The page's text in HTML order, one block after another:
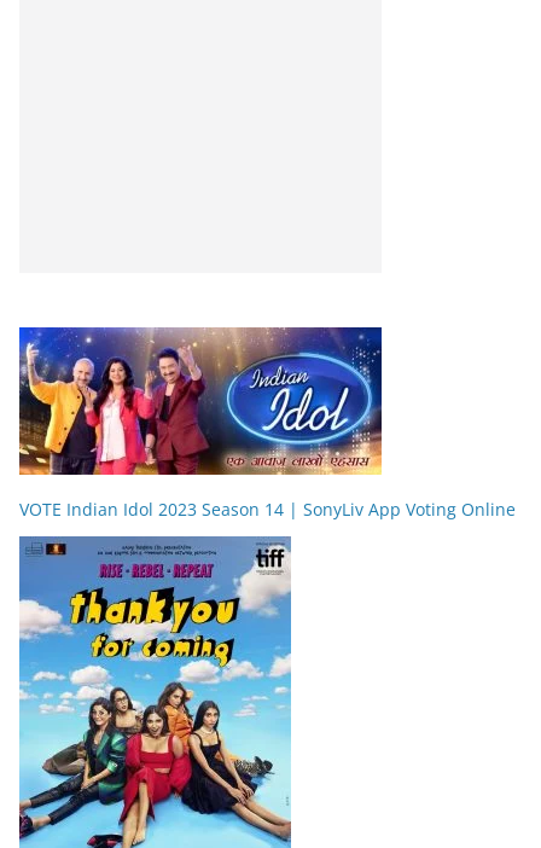
VOTE Indian Idol 2023 Season 14 | SonyLiv App Voting Online